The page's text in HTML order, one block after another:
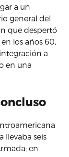
a un
general del
que despertó
los años 60,
a
en una
llevaba seis
en